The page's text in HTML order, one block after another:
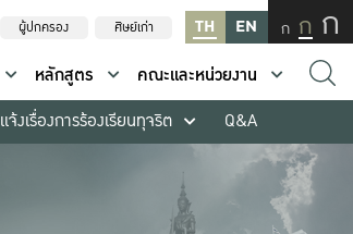
ผู้ปกครอง ศิษย์เก่า TH EN ก ก ก
หลักสูตร
คณะและหน่วยงาน
แจ้งเรื่องการร้องเรียนทุจริต Q&A